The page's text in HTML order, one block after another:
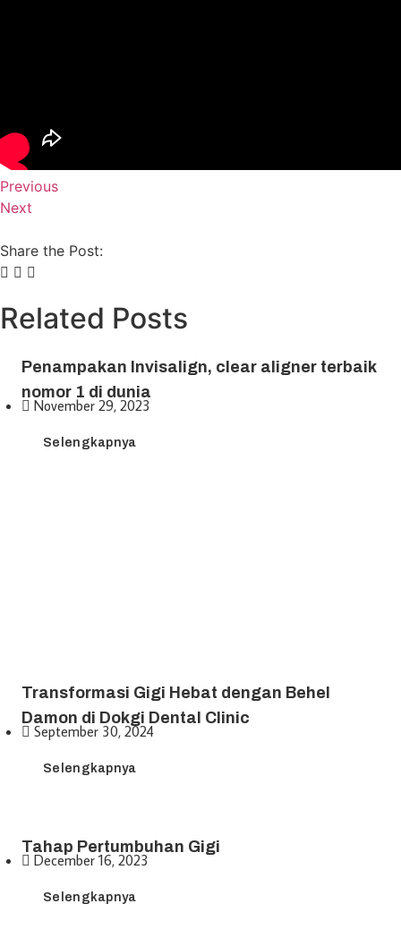
Previous
Next
Share the Post:
Related Posts
Penampakan Invisalign, clear aligner terbaik
nomor 1 di dunia
November 29, 2023
Selengkapnya
Transformasi Gigi Hebat dengan Behel
Damon di Dokgi Dental Clinic
September 30, 2024
Selengkapnya
Tahap Pertumbuhan Gigi
December 16, 2023
Selengkapnya